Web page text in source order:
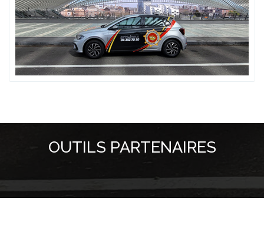
OUTILS PARTENAIRES